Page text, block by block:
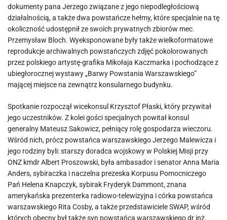
dokumenty pana Jerzego związane z jego niepodległościową
działalnością, a także dwa powstańcze hełmy, które specjalnie na tę
okoliczność udostępnił ze swoich prywatnych zbiorów mec.
Przemysław Bloch. Wyeksponowane były także wielkoformatowe
reprodukcje archiwalnych powstańczych zdjęć pokolorowanych
przez polskiego artystę-grafika Mikołaja Kaczmarka i pochodzące z
ubiegłorocznej wystawy „Barwy Powstania Warszawskiego”
mającej miejsce na zewnątrz konsularnego budynku.
Spotkanie rozpoczął wicekonsul Krzysztof Płaski, który przywitał
jego uczestników. Z kolei gości specjalnych powitał konsul
generalny Mateusz Sakowicz, pełniący rolę gospodarza wieczoru.
Wśród nich, prócz powstańca warszawskiego Jerzego Malewicza i
jego rodziny byli: starszy doradca wojskowy w Polskiej Misji przy
ONZ kmdr Albert Proszowski, była ambasador i senator Anna Maria
Anders, sybiraczka i naczelna prezeska Korpusu Pomocniczego
Pań Helena Knapczyk, sybirak Fryderyk Dammont, znana
amerykańska prezenterka radiowo-telewizyjna i córka powstańca
warszawskiego Rita Cosby, a także przedstawiciele SWAP, wśród
których obecny był także syn powstańca warszawskiego dr inż.